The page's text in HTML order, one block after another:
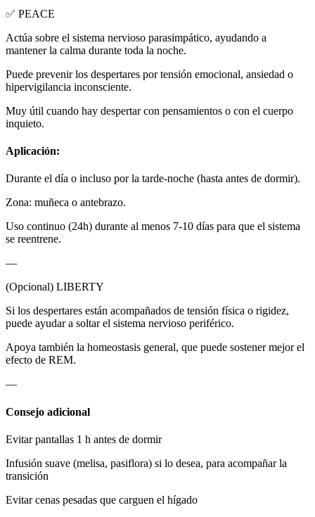
✅ PEACE
Actúa sobre el sistema nervioso parasimpático, ayudando a
mantener la calma durante toda la noche.
Puede prevenir los despertares por tensión emocional, ansiedad o
hipervigilancia inconsciente.
Muy útil cuando hay despertar con pensamientos o con el cuerpo
inquieto.
Aplicación:
Durante el día o incluso por la tarde-noche (hasta antes de dormir).
Zona: muñeca o antebrazo.
Uso continuo (24h) durante al menos 7-10 días para que el sistema
se reentrene.
—
(Opcional) LIBERTY
Si los despertares están acompañados de tensión física o rigidez,
puede ayudar a soltar el sistema nervioso periférico.
Apoya también la homeostasis general, que puede sostener mejor el
efecto de REM.
—
Consejo adicional
Evitar pantallas 1 h antes de dormir
Infusión suave (melisa, pasiflora) si lo desea, para acompañar la
transición
Evitar cenas pesadas que carguen el hígado